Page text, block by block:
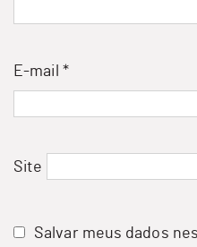
E-mail *
Site
Salvar meus dados